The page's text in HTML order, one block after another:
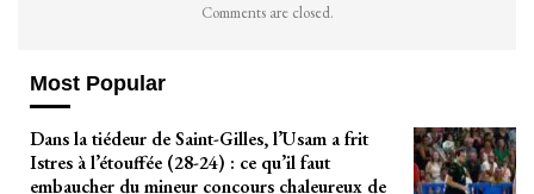
Comments are closed.
Most Popular
Dans la tiédeur de Saint-Gilles, l’Usam a frit
Istres à l’étouffée (28-24) : ce qu’il faut
embaucher du mineur concours chaleureux de